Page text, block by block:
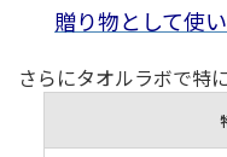
贈り物として使
さらにタオルラボで特